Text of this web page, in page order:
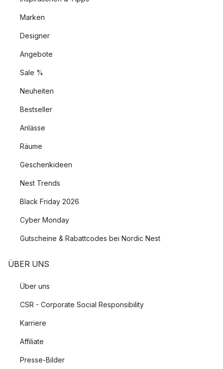
Marken
Designer
Angebote
Sale %
Neuheiten
Bestseller
Anlässe
Räume
Geschenkideen
Nest Trends
Black Friday 2026
Cyber Monday
Gutscheine & Rabattcodes bei Nordic Nest
ÜBER UNS
Über uns
CSR - Corporate Social Responsibility
Karriere
Affiliate
Presse-Bilder